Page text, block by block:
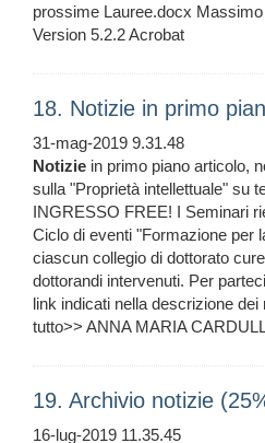
prossime Lauree.docx
Version 5.2.2 Acrobat
18. Notizie in primo
31-mag-2019 9.31.48
Notizie in primo piano articolo,
sulla "Proprietà intellettuale" su
INGRESSO FREE! I Seminari
Ciclo di eventi "Formazione per
ciascun collegio di dottorato
dottorandi intervenuti. Per
link indicati nella descrizione
tutto>> ANNA MARIA
19. Archivio notizie
16-lug-2019 11.35.45